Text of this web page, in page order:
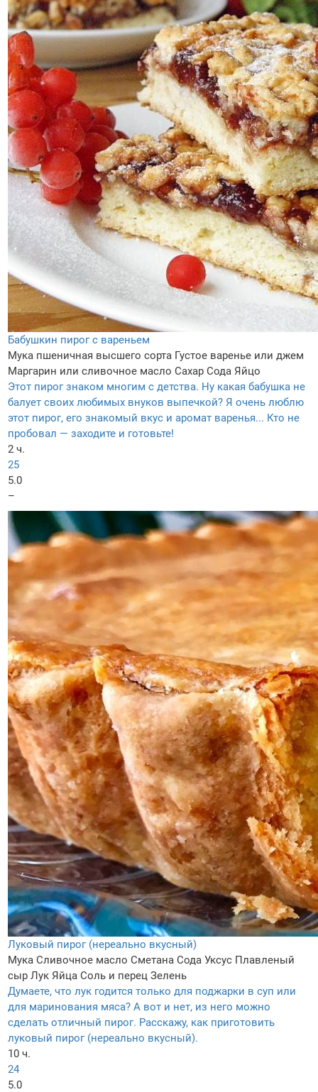
Бабушкин пирог с вареньем
Мука пшеничная высшего сорта Густое варенье или джем
Маргарин или сливочное масло Сахар Сода Яйцо
Этот пирог знаком многим с детства. Ну какая бабушка не
балует своих любимых внуков выпечкой? Я очень люблю
этот пирог, его знакомый вкус и аромат варенья... Кто не
пробовал — заходите и готовьте!
2 ч.
25
5.0
–
Луковый пирог (нереально вкусный)
Мука Сливочное масло Сметана Сода Уксус Плавленый
сыр Лук Яйца Соль и перец Зелень
Думаете, что лук годится только для поджарки в суп или
для маринования мяса? А вот и нет, из него можно
сделать отличный пирог. Расскажу, как приготовить
луковый пирог (нереально вкусный).
10 ч.
24
5.0